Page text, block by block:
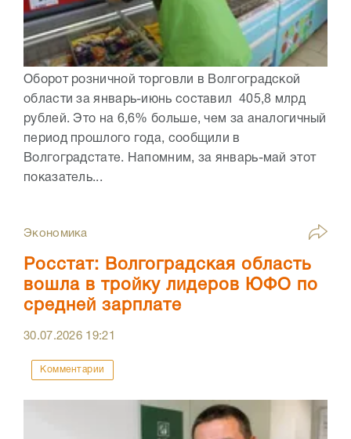
Оборот розничной торговли в Волгоградской
области за январь-июнь составил 405,8 млрд
рублей. Это на 6,6% больше, чем за аналогичный
период прошлого года, сообщили в
Волгоградстате. Напомним, за январь-май этот
показатель...
Экономика
Росстат: Волгоградская область
вошла в тройку лидеров ЮФО по
средней зарплате
30.07.2026 19:21
Комментарии